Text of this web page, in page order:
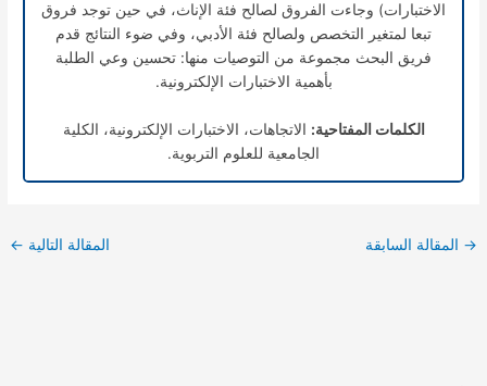
الاختبارات) وجاءت الفروق لصالح فئة الإناث، في حين توجد فروق
تبعا لمتغير التخصص ولصالح فئة الأدبي، وفي ضوء النتائج قدم
فريق البحث مجموعة من التوصيات منها: تحسين وعي الطلبة
بأهمية الاختبارات الإلكترونية.
الكلمات المفتاحية: الاتجاهات، الاختبارات الإلكترونية، الكلية
الجامعية للعلوم التربوية.
→ المقالة السابقة المقالة التالية ←